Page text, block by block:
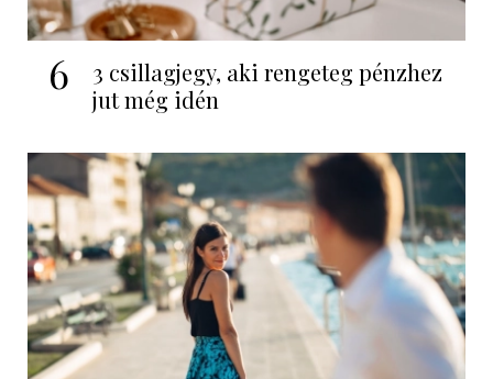
6
3 csillagjegy, aki rengeteg pénzhez
jut még idén